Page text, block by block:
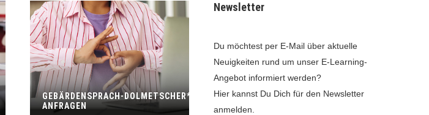
GEBÄRDENSPRACH-DOLMETSCHER*IN
ANFRAGEN
Newsletter
Du möchtest per E-Mail über aktuelle
Neuigkeiten rund um unser E-Learning-
Angebot informiert werden?
Hier kannst Du Dich für den Newsletter
anmelden.